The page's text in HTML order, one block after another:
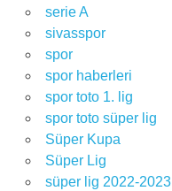
serie A
sivasspor
spor
spor haberleri
spor toto 1. lig
spor toto süper lig
Süper Kupa
Süper Lig
süper lig 2022-2023